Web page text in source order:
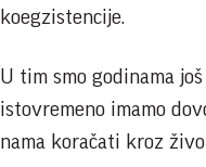
koegzistencije.
U tim smo godinama
istovremeno imamo
nama koračati kroz